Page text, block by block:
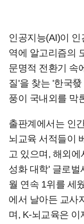
인공지능(AI)이
역에 알고리즘의
문명적 전환기 속
질'을 찾는 '한국
풍이 국내외를 막
출판계에서는 인
뇌교육 서적들이
고 있으며, 해외
성화 대학' 글로벌
월 연속 1위를 세
에서 날아든 교사
며, K-뇌교육은